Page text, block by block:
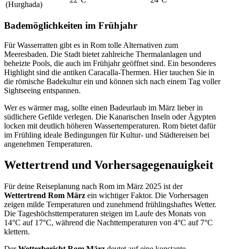
(Hurghada)
Bademöglichkeiten im Frühjahr
Für Wasserratten gibt es in Rom tolle Alternativen zum
Meeresbaden. Die Stadt bietet zahlreiche Thermalanlagen und
beheizte Pools, die auch im Frühjahr geöffnet sind. Ein besonderes
Highlight sind die antiken Caracalla-Thermen. Hier tauchen Sie in
die römische Badekultur ein und können sich nach einem Tag voller
Sightseeing entspannen.
Wer es wärmer mag, sollte einen Badeurlaub im März lieber in
südlichere Gefilde verlegen. Die Kanarischen Inseln oder Ägypten
locken mit deutlich höheren Wassertemperaturen. Rom bietet dafür
im Frühling ideale Bedingungen für Kultur- und Städtereisen bei
angenehmen Temperaturen.
Wettertrend und Vorhersagegenauigkeit
Für deine Reiseplanung nach Rom im März 2025 ist der
Wettertrend Rom März ein wichtiger Faktor. Die Vorhersagen
zeigen milde Temperaturen und zunehmend frühlingshaftes Wetter.
Die Tageshöchsttemperaturen steigen im Laufe des Monats von
14°C auf 17°C, während die Nachttemperaturen von 4°C auf 7°C
klettern.